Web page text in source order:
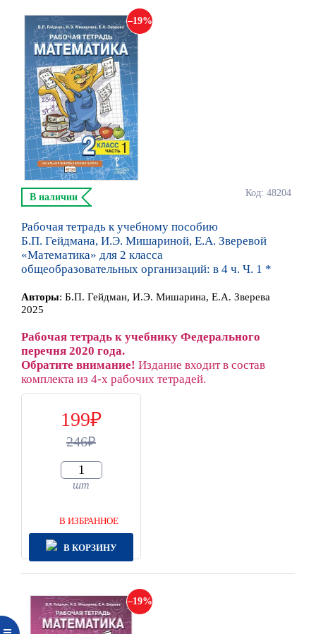
19
Код: 48204
В наличии
Рабочая тетрадь к учебному пособию
Б.П. Гейдмана, И.Э. Мишариной, Е.А. Зверевой
«Математика» для 2 класса
общеобразовательных организаций: в 4 ч. Ч. 1 *
Авторы: Б.П. Гейдман, И.Э. Мишарина, Е.А. Зверева
2025
Рабочая тетрадь к учебнику Федерального
перечня 2020 года.
Обратите внимание! Издание входит в состав
комплекта из 4-х рабочих тетрадей.
199
246
шт
В ИЗБРАННОЕ
В КОРЗИНУ
19